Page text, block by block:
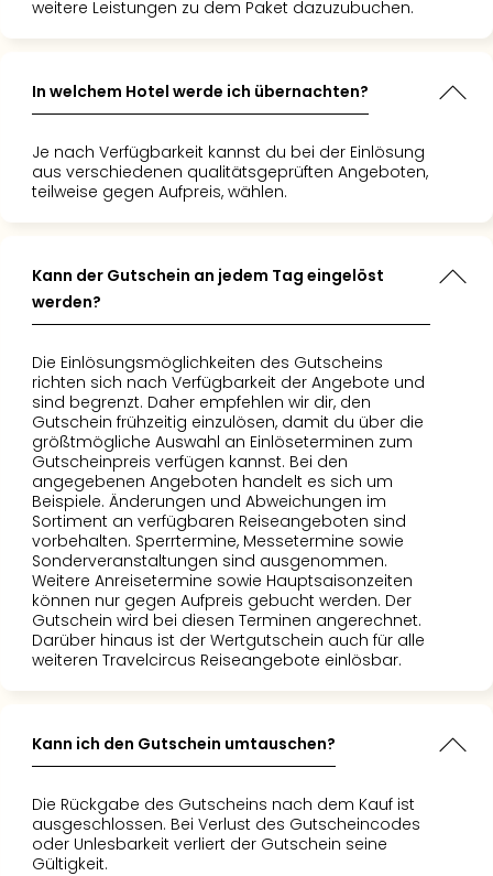
weitere Leistungen zu dem Paket dazuzubuchen.
In welchem Hotel werde ich übernachten?
Je nach Verfügbarkeit kannst du bei der Einlösung
aus verschiedenen qualitätsgeprüften Angeboten,
teilweise gegen Aufpreis, wählen.
Kann der Gutschein an jedem Tag eingelöst
werden?
Die Einlösungsmöglichkeiten des Gutscheins
richten sich nach Verfügbarkeit der Angebote und
sind begrenzt. Daher empfehlen wir dir, den
Gutschein frühzeitig einzulösen, damit du über die
größtmögliche Auswahl an Einlöseterminen zum
Gutscheinpreis verfügen kannst. Bei den
angegebenen Angeboten handelt es sich um
Beispiele. Änderungen und Abweichungen im
Sortiment an verfügbaren Reiseangeboten sind
vorbehalten. Sperrtermine, Messetermine sowie
Sonderveranstaltungen sind ausgenommen.
Weitere Anreisetermine sowie Hauptsaisonzeiten
können nur gegen Aufpreis gebucht werden. Der
Gutschein wird bei diesen Terminen angerechnet.
Darüber hinaus ist der Wertgutschein auch für alle
weiteren Travelcircus Reiseangebote einlösbar.
Kann ich den Gutschein umtauschen?
Die Rückgabe des Gutscheins nach dem Kauf ist
ausgeschlossen. Bei Verlust des Gutscheincodes
oder Unlesbarkeit verliert der Gutschein seine
Gültigkeit.